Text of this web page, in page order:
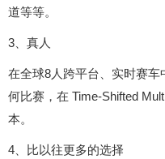
道等等。
3、真人
在全球8人跨平台、实时赛
何比赛，在 Time-Shifted
本。
4、比以往更多的选择